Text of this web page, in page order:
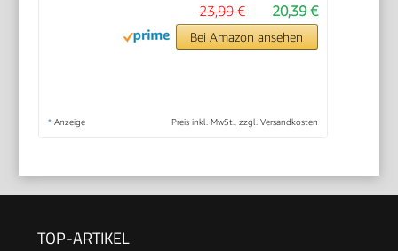
20,39 €
23,99 €
Bei Amazon ansehen
* Anzeige Preis inkl. MwSt., zzgl. Versandkosten
TOP-ARTIKEL